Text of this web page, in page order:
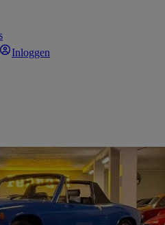
Inloggen